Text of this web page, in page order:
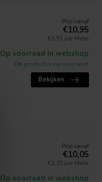
Prijs vanaf
€10,95
€3,55 per Meter
Op voorraad in webshop
Dit product is op voorraad.
Bekijken
Prijs vanaf
€10,05
€3,35 per Meter
Op voorraad in webshop